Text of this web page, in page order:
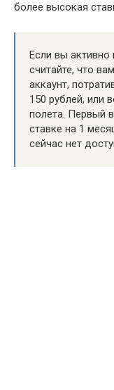
более высокая
Если вы активно
считайте, что
аккаунт,
150 рублей, или
полета. Первый
ставке на 1
сейчас нет